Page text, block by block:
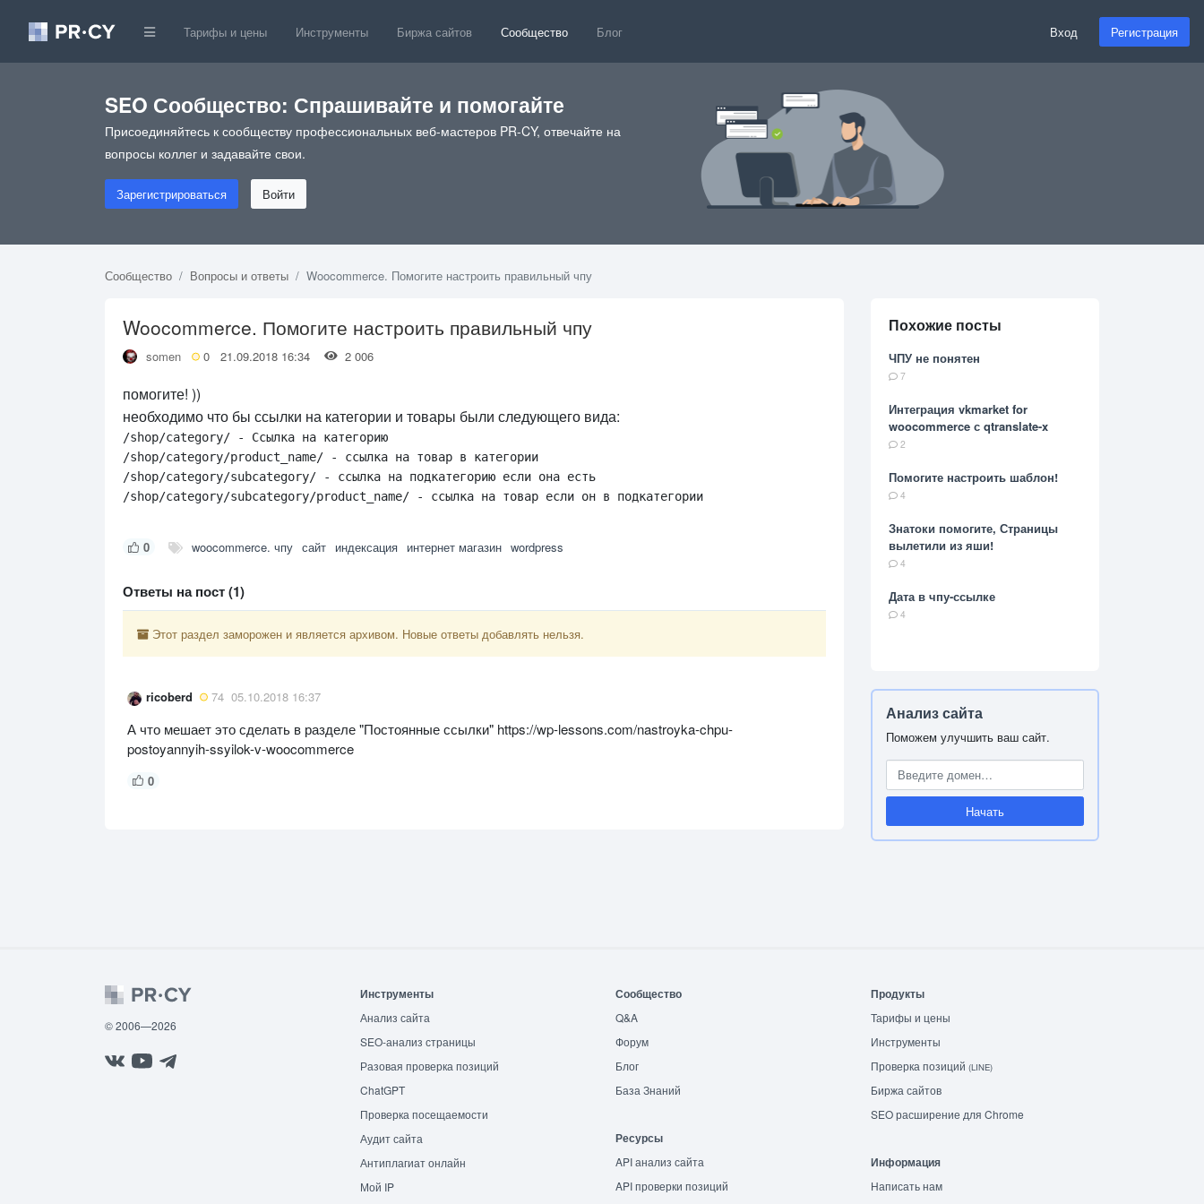
Тарифы и цены Инструменты Биржа сайтов Сообщество Блог Вход Регистрация
SEO Сообщество: Спрашивайте и помогайте
Присоединяйтесь к сообществу профессиональных веб-мастеров PR-CY, отвечайте на
вопросы коллег и задавайте свои.
Зарегистрироваться Войти
Сообщество Вопросы и ответы Woocommerce. Помогите настроить правильный чпу
Woocommerce. Помогите настроить правильный чпу
somen 0 21.09.2018 16:34 2 006
помогите! ))
необходимо что бы ссылки на категории и товары были следующего вида:
/shop/category/ - Ссылка на категорию
/shop/category/product_name/ - ссылка на товар в категории
/shop/category/subcategory/ - ссылка на подкатегорию если она есть
/shop/category/subcategory/product_name/ - ссылка на товар если он в подкатегории
0 woocommerce. чпу сайт индексация интернет магазин wordpress
Ответы на пост (1)
Этот раздел заморожен и является архивом. Новые ответы добавлять нельзя.
ricoberd 74 05.10.2018 16:37
А что мешает это сделать в разделе "Постоянные ссылки" https://wp-lessons.com/nastroyka-chpu-
postoyannyih-ssyilok-v-woocommerce
0
Похожие посты
ЧПУ не понятен
7
Интеграция vkmarket for
woocommerce с qtranslate-x
2
Помогите настроить шаблон!
4
Знатоки помогите, Страницы
вылетили из яши!
4
Дата в чпу-ссылке
4
Анализ сайта
Поможем улучшить ваш сайт.
Начать
© 2006—2026
Инструменты
Анализ сайта
SEO-анализ страницы
Разовая проверка позиций
ChatGPT
Проверка посещаемости
Аудит сайта
Антиплагиат онлайн
Мой IP
Сообщество
Q&A
Форум
Блог
База Знаний
Ресурсы
API анализ сайта
API проверки позиций
Продукты
Тарифы и цены
Инструменты
Проверка позиций (LINE)
Биржа сайтов
SEO расширение для Chrome
Информация
Написать нам